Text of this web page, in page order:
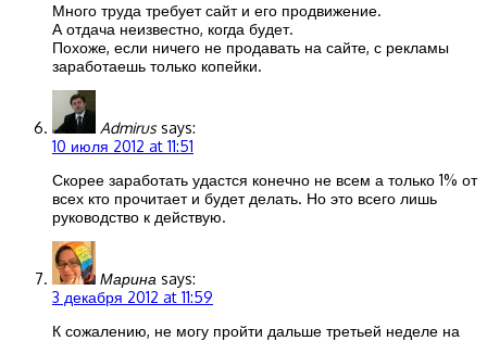
Много труда требует сайт и его продвижение.
А отдача неизвестно, когда будет.
Похоже, если ничего не продавать на сайте, с рекламы
заработаешь только копейки.
Admirus says:
10 июля 2012 at 11:51
Скорее заработать удастся конечно не всем а только 1% от
всех кто прочитает и будет делать. Но это всего лишь
руководство к действую.
Марина says:
3 декабря 2012 at 11:59
К сожалению, не могу пройти дальше третьей неделе на